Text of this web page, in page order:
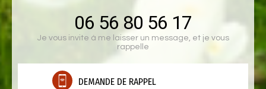
06 56 80 56 17
Je vous invite à me laisser un message, et je vous
rappelle
DEMANDE DE RAPPEL